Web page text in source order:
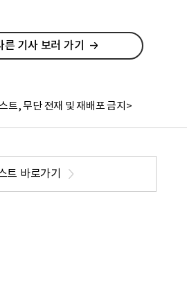
른 기사 보러 가기
트, 무단 전재 및 재배포 금지>
트 바로가기